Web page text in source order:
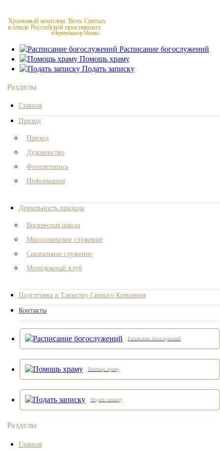
Храмовый комплекс Всех Святых
в земле Российской просиявших
в Черемушках гор. Москвы
Расписание богослужений
Помощь храму
Подать записку
Разделы
Главная
Приход
Приход
Духовенство
Фотолетопись
Информация
Деятельность прихода
Воскресная школа
Миссионерское служение
Социальное служение
Молодежный клуб
Подготовка к Таинству Святого Крещения
Контакты
Расписание богослужений
Помощь храму
Подать записку
Разделы
Главная